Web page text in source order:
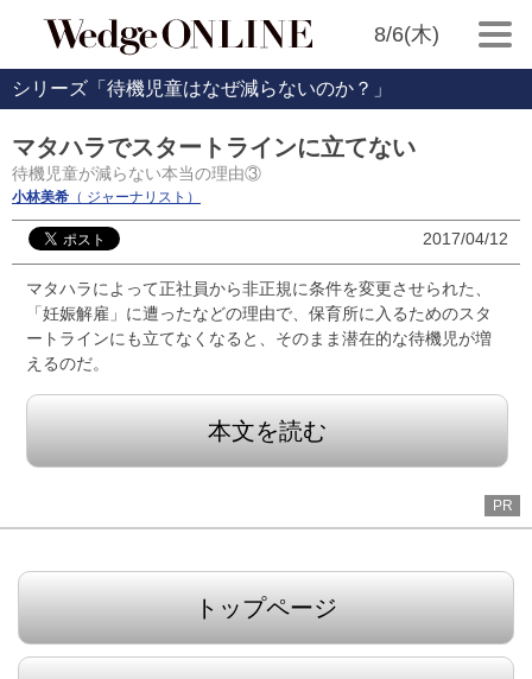
8/6(木)
シリーズ「待機児童はなぜ減らないのか？」
マタハラでスタートラインに立てない
待機児童が減らない本当の理由③
小林美希 （ ジャーナリスト）
2017/04/12
マタハラによって正社員から非正規に条件を変更させられた、
「妊娠解雇」に遭ったなどの理由で、保育所に入るためのスタ
ートラインにも立てなくなると、そのまま潜在的な待機児が増
えるのだ。
本文を読む
PR
トップページ